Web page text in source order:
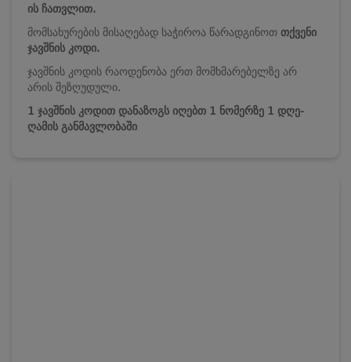
ის ჩათვლით.
მომსახურების მისაღებად საჭიროა წარადგინოთ თქვენი
ჯავშნის კოდი.
ჯავშნის კოდის რაოდენობა ერთ მომხმარებელზე არ
არის შეზღუდული.
1 ჯავშნის კოდით დანაზოგს იღებთ 1 ნომერზე 1 დღე-
ღამის განმავლობაში